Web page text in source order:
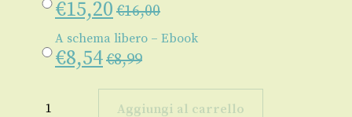
€15,20 €16,00
A schema libero – Ebook
€8,54€8,99
schema
Aggiungi al carrello